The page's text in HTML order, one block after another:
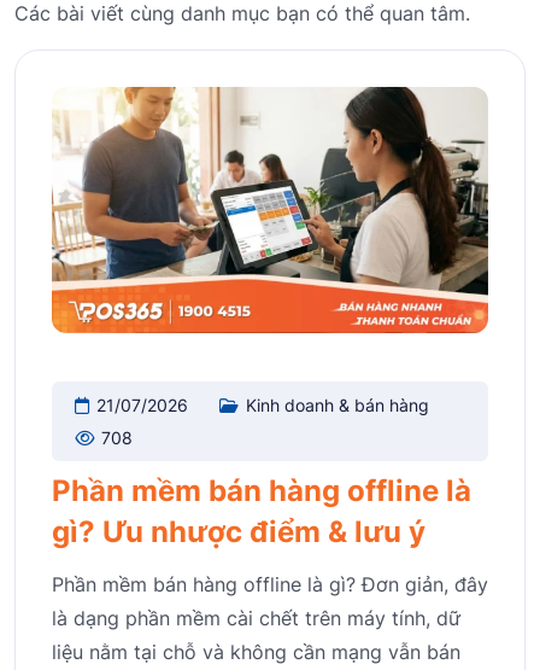
Các bài viết cùng danh mục bạn có thể quan tâm.
21/07/2026
Kinh doanh & bán hàng
708
Phần mềm bán hàng offline là
gì? Ưu nhược điểm & lưu ý
Phần mềm bán hàng offline là gì? Đơn giản, đây
là dạng phần mềm cài chết trên máy tính, dữ
liệu nằm tại chỗ và không cần mạng vẫn bán